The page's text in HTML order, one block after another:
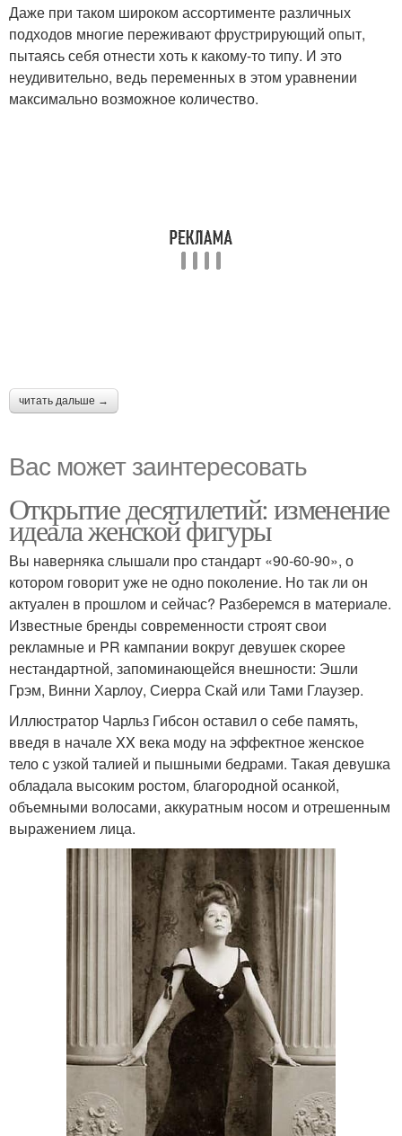
Даже при таком широком ассортименте различных
подходов многие переживают фрустрирующий опыт,
пытаясь себя отнести хоть к какому-то типу. И это
неудивительно, ведь переменных в этом уравнении
максимально возможное количество.
читать дальше →
Вас может заинтересовать
Открытие десятилетий: изменение
идеала женской фигуры
Вы наверняка слышали про стандарт «90-60-90», о
котором говорит уже не одно поколение. Но так ли он
актуален в прошлом и сейчас? Разберемся в материале.
Известные бренды современности строят свои
рекламные и PR кампании вокруг девушек скорее
нестандартной, запоминающейся внешности: Эшли
Грэм, Винни Харлоу, Сиерра Скай или Тами Глаузер.
Иллюстратор Чарльз Гибсон оставил о себе память,
введя в начале XX века моду на эффектное женское
тело с узкой талией и пышными бедрами. Такая девушка
обладала высоким ростом, благородной осанкой,
объемными волосами, аккуратным носом и отрешенным
выражением лица.